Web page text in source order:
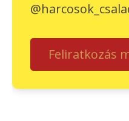
Feliratkozás